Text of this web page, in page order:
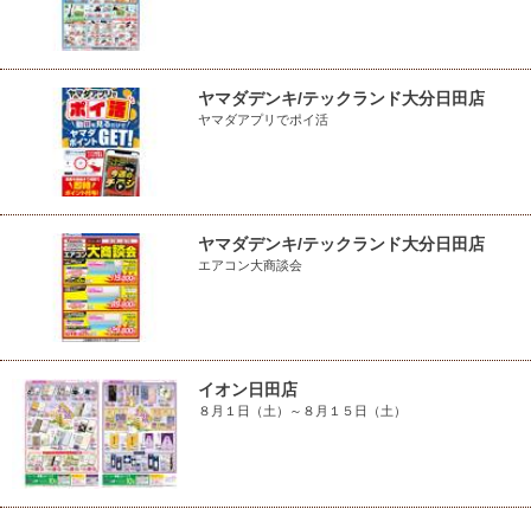
ヤマダデンキ/テックランド大分日田店
ヤマダアプリでポイ活
ヤマダデンキ/テックランド大分日田店
エアコン大商談会
イオン日田店
８月１日（土）～８月１５日（土）